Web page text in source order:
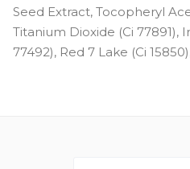
Seed Extract, Tocopheryl
Titanium Dioxide (Ci 77891),
77492), Red 7 Lake (Ci